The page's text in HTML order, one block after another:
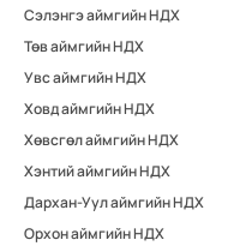
Сэлэнгэ аймгийн НДХ
Төв аймгийн НДХ
Увс аймгийн НДХ
Ховд аймгийн НДХ
Хөвсгөл аймгийн НДХ
Хэнтий аймгийн НДХ
Дархан-Уул аймгийн НДХ
Орхон аймгийн НДХ